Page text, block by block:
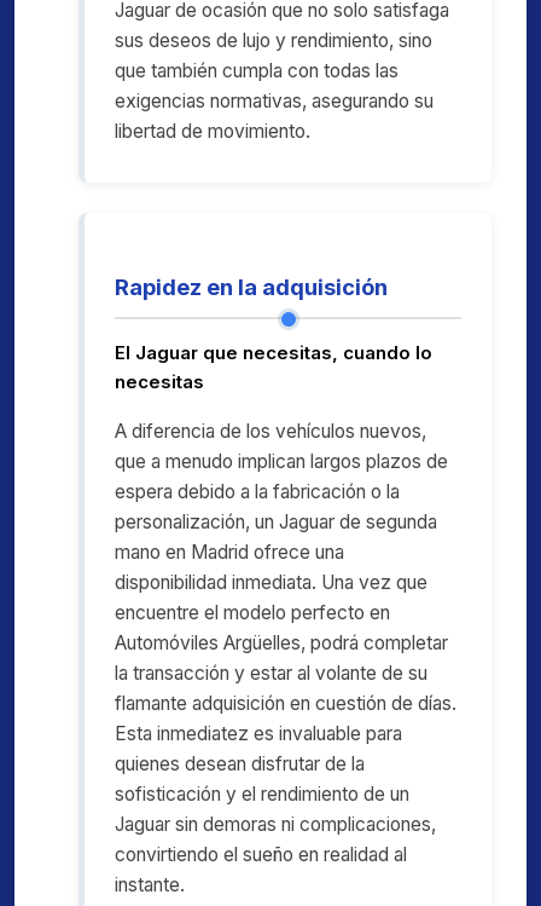
Jaguar de ocasión que no solo satisfaga
sus deseos de lujo y rendimiento, sino
que también cumpla con todas las
exigencias normativas, asegurando su
libertad de movimiento.
Rapidez en la adquisición
El Jaguar que necesitas, cuando lo
necesitas
A diferencia de los vehículos nuevos,
que a menudo implican largos plazos de
espera debido a la fabricación o la
personalización, un Jaguar de segunda
mano en Madrid ofrece una
disponibilidad inmediata. Una vez que
encuentre el modelo perfecto en
Automóviles Argüelles, podrá completar
la transacción y estar al volante de su
flamante adquisición en cuestión de días.
Esta inmediatez es invaluable para
quienes desean disfrutar de la
sofisticación y el rendimiento de un
Jaguar sin demoras ni complicaciones,
convirtiendo el sueño en realidad al
instante.